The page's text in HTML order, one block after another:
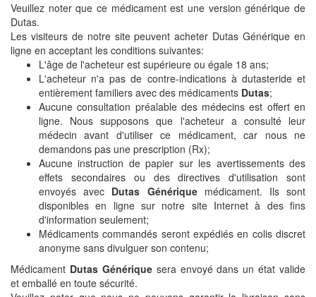
Veuillez noter que ce médicament est une version générique de
Dutas.
Les visiteurs de notre site peuvent acheter Dutas Générique en
ligne en acceptant les conditions suivantes:
L'âge de l'acheteur est supérieure ou égale 18 ans;
L'acheteur n'a pas de contre-indications à dutasteride et
entièrement familiers avec des médicaments Dutas;
Aucune consultation préalable des médecins est offert en
ligne. Nous supposons que l'acheteur a consulté leur
médecin avant d'utiliser ce médicament, car nous ne
demandons pas une prescription (Rx);
Aucune instruction de papier sur les avertissements des
effets secondaires ou des directives d'utilisation sont
envoyés avec Dutas Génériquemédicament. Ils sont
disponibles en ligne sur notre site Internet à des fins
d'information seulement;
Médicaments commandés seront expédiés en colis discret
anonyme sans divulguer son contenu;
Médicament Dutas Génériquesera envoyé dans un état valide
et emballé en toute sécurité.